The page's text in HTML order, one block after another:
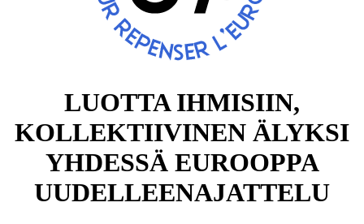
LUOTTA IHMISIIN,
KOLLEKTIIVINEN ÄLYKSI
YHDESSÄ EUROOPPA
UUDELLEENAJATTELU